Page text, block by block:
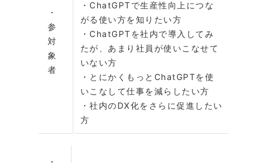
・
参
対
象
者
・ChatGPTで生産性向上につな
がる使い方を知りたい方
・ChatGPTを社内で導入してみ
たが、あまり社員が使いこなせて
いない方
・とにかくもっとChatGPTを使
いこなして仕事を減らしたい方
・社内のDX化をさらに促進したい
方